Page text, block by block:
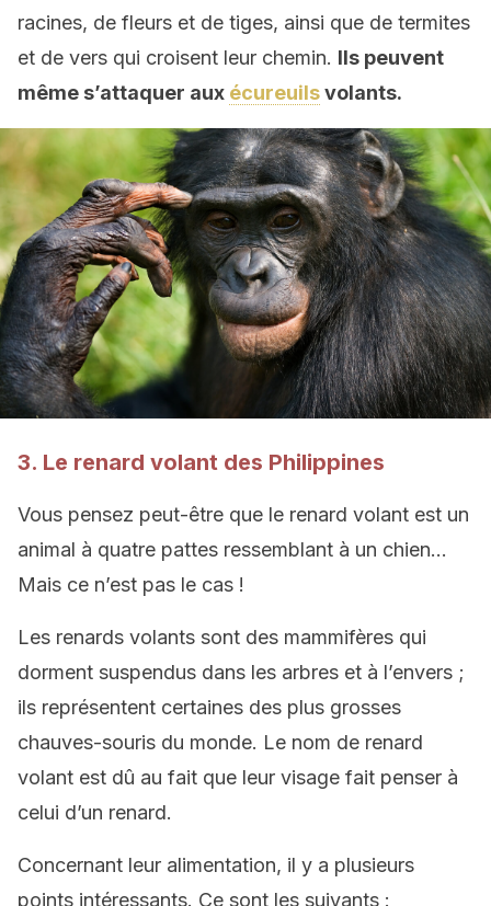
racines, de fleurs et de tiges, ainsi que de termites
et de vers qui croisent leur chemin. Ils peuvent
même s’attaquer aux écureuilsvolants.
3. Le renard volant des Philippines
Vous pensez peut-être que le renard volant est un
animal à quatre pattes ressemblant à un chien…
Mais ce n’est pas le cas !
Les renards volants sont des mammifères qui
dorment suspendus dans les arbres et à l’envers ;
ils représentent certaines des plus grosses
chauves-souris du monde. Le nom de renard
volant est dû au fait que leur visage fait penser à
celui d’un renard.
Concernant leur alimentation, il y a plusieurs
points intéressants. Ce sont les suivants :